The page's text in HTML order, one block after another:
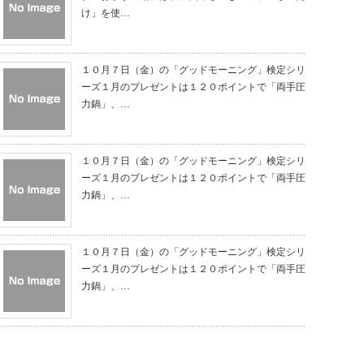
け」を使…
１０月７日（金）の「グッドモーニング」検定シリ
ーズ１月のプレゼントは１２０ポイントで「両手圧
力鍋」、…
１０月７日（金）の「グッドモーニング」検定シリ
ーズ１月のプレゼントは１２０ポイントで「両手圧
力鍋」、…
１０月７日（金）の「グッドモーニング」検定シリ
ーズ１月のプレゼントは１２０ポイントで「両手圧
力鍋」、…